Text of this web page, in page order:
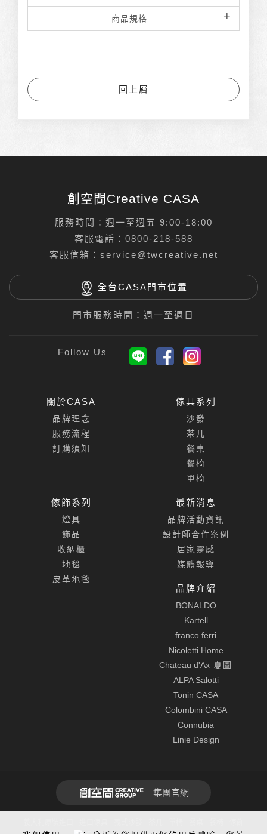
商品規格
回上層
創空間Creative CASA
服務時間：週一至週五 9:00-18:00
客服電話： 0800-218-588
客服信箱： service@twcreative.net
全台CASA門市位置
門市服務時間：週一至週日
關於CASA
品牌理念
服務流程
訂購須知
傢具系列
沙發
茶几
餐桌
餐椅
單椅
傢飾系列
燈具
飾品
收納櫃
地毯
皮革地毯
最新消息
品牌活動資訊
設計師合作案例
居家靈感
媒體報導
品牌介紹
BONALDO
Kartell
franco ferri
Nicoletti Home
Chateau d'Ax 夏圖
ALPA Salotti
Tonin CASA
Colombini CASA
Connubia
Linie Design
集團官網